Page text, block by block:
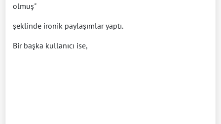
olmuş"
şeklinde ironik paylaşımlar yaptı.
Bir başka kullanıcı ise,